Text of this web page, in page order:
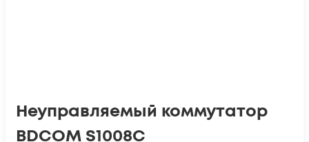
Неуправляемый коммутатор
BDCOM S1008C